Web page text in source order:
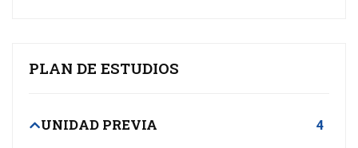
PLAN DE ESTUDIOS
UNIDAD PREVIA 4